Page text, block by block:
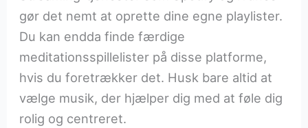
gør det nemt at oprette dine egne playlister.
Du kan endda finde færdige
meditationsspillelister på disse platforme,
hvis du foretrækker det. Husk bare altid at
vælge musik, der hjælper dig med at føle dig
rolig og centreret.